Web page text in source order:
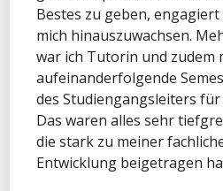
Bestes zu geben,
mich hinauszuwachsen.
war ich Tutorin und zudem
aufeinanderfolgende
des Studiengangsleiters
Das waren alles sehr
die stark zu meiner
Entwicklung beigetragen